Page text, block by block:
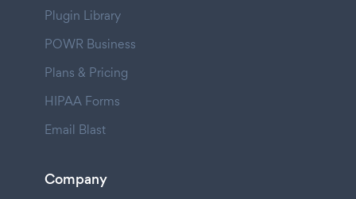
Plugin Library
POWR Business
Plans & Pricing
HIPAA Forms
Email Blast
Company